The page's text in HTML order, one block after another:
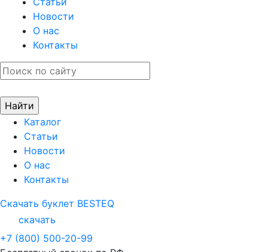
Новости
О нас
Контакты
Каталог
Статьи
Новости
О нас
Контакты
Скачать буклет BESTEQ
скачать
+7 (800) 500-20-99